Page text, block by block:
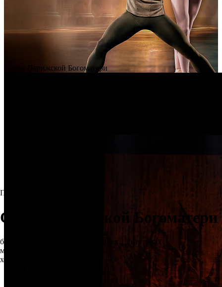
Премьера
Собор Парижской Богоматери
балет Ролана Пети в 2-х действиях 13 картинах
музыка: Морис Жарр
хореография: Ролан Пети